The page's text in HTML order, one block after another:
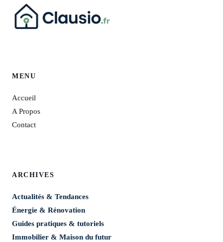
MENU
Accueil
A Propos
Contact
ARCHIVES
Actualités & Tendances
Énergie & Rénovation
Guides pratiques & tutoriels
Immobilier & Maison du futur